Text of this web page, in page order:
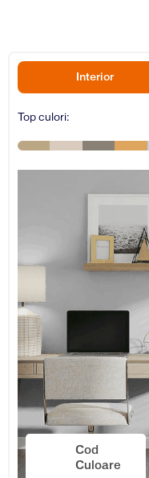
Interior
Top culori:
Cod
Culoare